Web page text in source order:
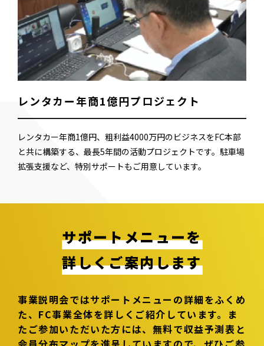
レンタカー年商1億円プロジェクト
レンタカー年商1億円、粗利益4000万円のビジネスをFC本部
と共に構築する、最長5年間の活動プロジェクトです。駐車場
拡張支援など、特別サポートもご用意しています。
サポートメニューを
詳しくご案内します
事業説明会ではサポートメニューの詳細をふくめ
た、FC事業全体を詳しくご紹介しています。
ま
たご参加いただいた方には、無料で収益予測表と